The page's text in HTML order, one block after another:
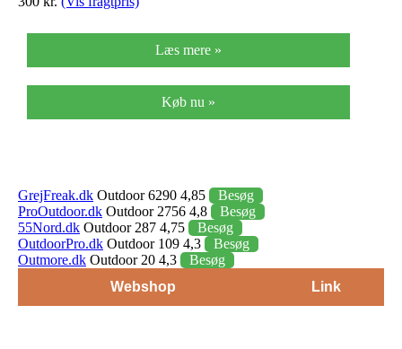
Læs mere »
Køb nu »
GrejFreak.dk Outdoor 6290 4,85
Besøg
ProOutdoor.dk Outdoor 2756 4,8
Besøg
55Nord.dk Outdoor 287 4,75
Besøg
OutdoorPro.dk Outdoor 109 4,3
Besøg
Outmore.dk Outdoor 20 4,3
Besøg
Webshop
Link